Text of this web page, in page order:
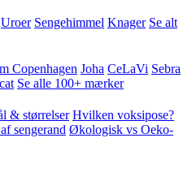
Uroer Sengehimmel Knager Se alt
Copenhagen Joha CeLaVi Sebra
Se alle 100+ mærker
& størrelser Hvilken voksipose?
sengerand Økologisk vs Oeko-